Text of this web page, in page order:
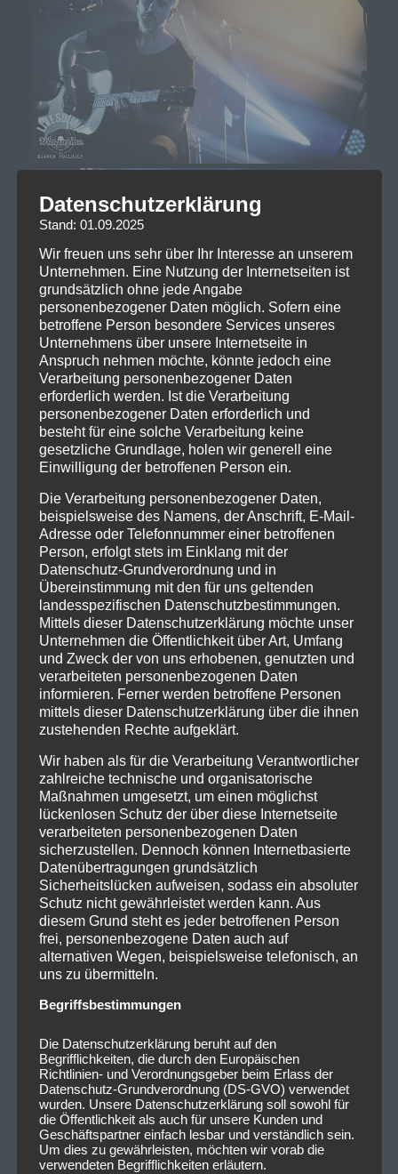
Datenschutzerklärung
Stand: 01.09.2025
Wir freuen uns sehr über Ihr Interesse an unserem
Unternehmen. Eine Nutzung der Internetseiten ist
grundsätzlich ohne jede Angabe
personenbezogener Daten möglich. Sofern eine
betroffene Person besondere Services unseres
Unternehmens über unsere Internetseite in
Anspruch nehmen möchte, könnte jedoch eine
Verarbeitung personenbezogener Daten
erforderlich werden. Ist die Verarbeitung
personenbezogener Daten erforderlich und
besteht für eine solche Verarbeitung keine
gesetzliche Grundlage, holen wir generell eine
Einwilligung der betroffenen Person ein.
Die Verarbeitung personenbezogener Daten,
beispielsweise des Namens, der Anschrift, E-Mail-
Adresse oder Telefonnummer einer betroffenen
Person, erfolgt stets im Einklang mit der
Datenschutz-Grundverordnung und in
Übereinstimmung mit den für uns geltenden
landesspezifischen Datenschutzbestimmungen.
Mittels dieser Datenschutzerklärung möchte unser
Unternehmen die Öffentlichkeit über Art, Umfang
und Zweck der von uns erhobenen, genutzten und
verarbeiteten personenbezogenen Daten
informieren. Ferner werden betroffene Personen
mittels dieser Datenschutzerklärung über die ihnen
zustehenden Rechte aufgeklärt.
Wir haben als für die Verarbeitung Verantwortlicher
zahlreiche technische und organisatorische
Maßnahmen umgesetzt, um einen möglichst
lückenlosen Schutz der über diese Internetseite
verarbeiteten personenbezogenen Daten
sicherzustellen. Dennoch können Internetbasierte
Datenübertragungen grundsätzlich
Sicherheitslücken aufweisen, sodass ein absoluter
Schutz nicht gewährleistet werden kann. Aus
diesem Grund steht es jeder betroffenen Person
frei, personenbezogene Daten auch auf
alternativen Wegen, beispielsweise telefonisch, an
uns zu übermitteln.
Begriffsbestimmungen
Die Datenschutzerklärung beruht auf den
Begrifflichkeiten, die durch den Europäischen
Richtlinien- und Verordnungsgeber beim Erlass der
Datenschutz-Grundverordnung (DS-GVO) verwendet
wurden. Unsere Datenschutzerklärung soll sowohl für
die Öffentlichkeit als auch für unsere Kunden und
Geschäftspartner einfach lesbar und verständlich sein.
Um dies zu gewährleisten, möchten wir vorab die
verwendeten Begrifflichkeiten erläutern.